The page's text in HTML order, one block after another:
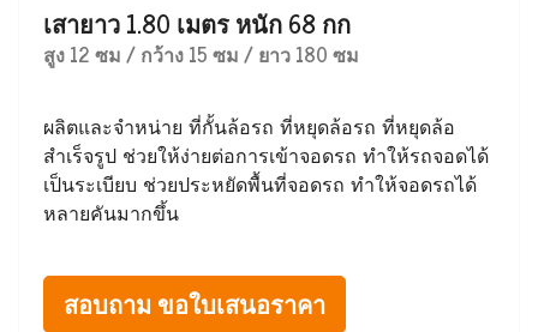
เสายาว 1.80 เมตร หนัก 68 กก
สูง 12 ซม / กว้าง 15 ซม / ยาว 180 ซม
ผลิตและจำหน่าย ที่กั้นล้อรถ ที่หยุดล้อรถ ที่หยุดล้อ
สำเร็จรูป ช่วยให้ง่ายต่อการเข้าจอดรถ ทำให้รถจอดได้
เป็นระเบียบ ช่วยประหยัดพื้นที่จอดรถ ทำให้จอดรถได้
หลายคันมากขึ้น
สอบถาม ขอใบเสนอราคา